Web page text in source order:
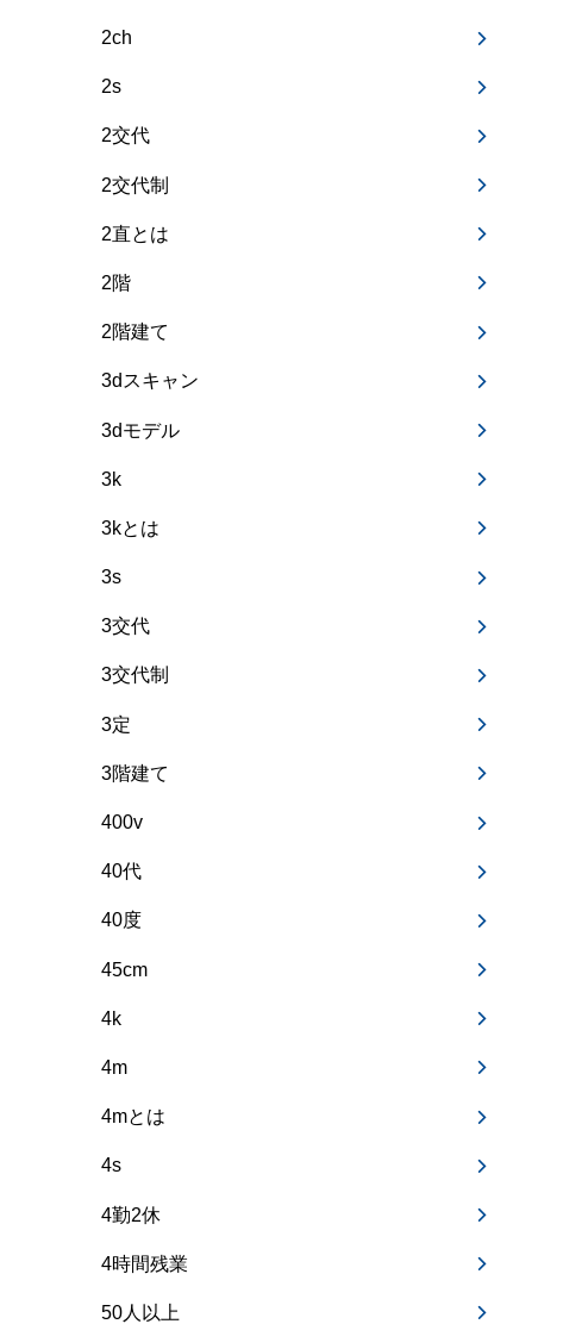
2ch
2s
2交代
2交代制
2直とは
2階
2階建て
3dスキャン
3dモデル
3k
3kとは
3s
3交代
3交代制
3定
3階建て
400v
40代
40度
45cm
4k
4m
4mとは
4s
4勤2休
4時間残業
50人以上